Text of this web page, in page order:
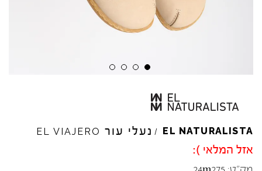
EL NATURALISTA
/ נעלי עור ELVIAJERO
אזל המלאי ):